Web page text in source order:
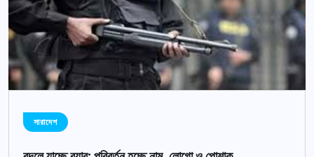
সারাদেশ